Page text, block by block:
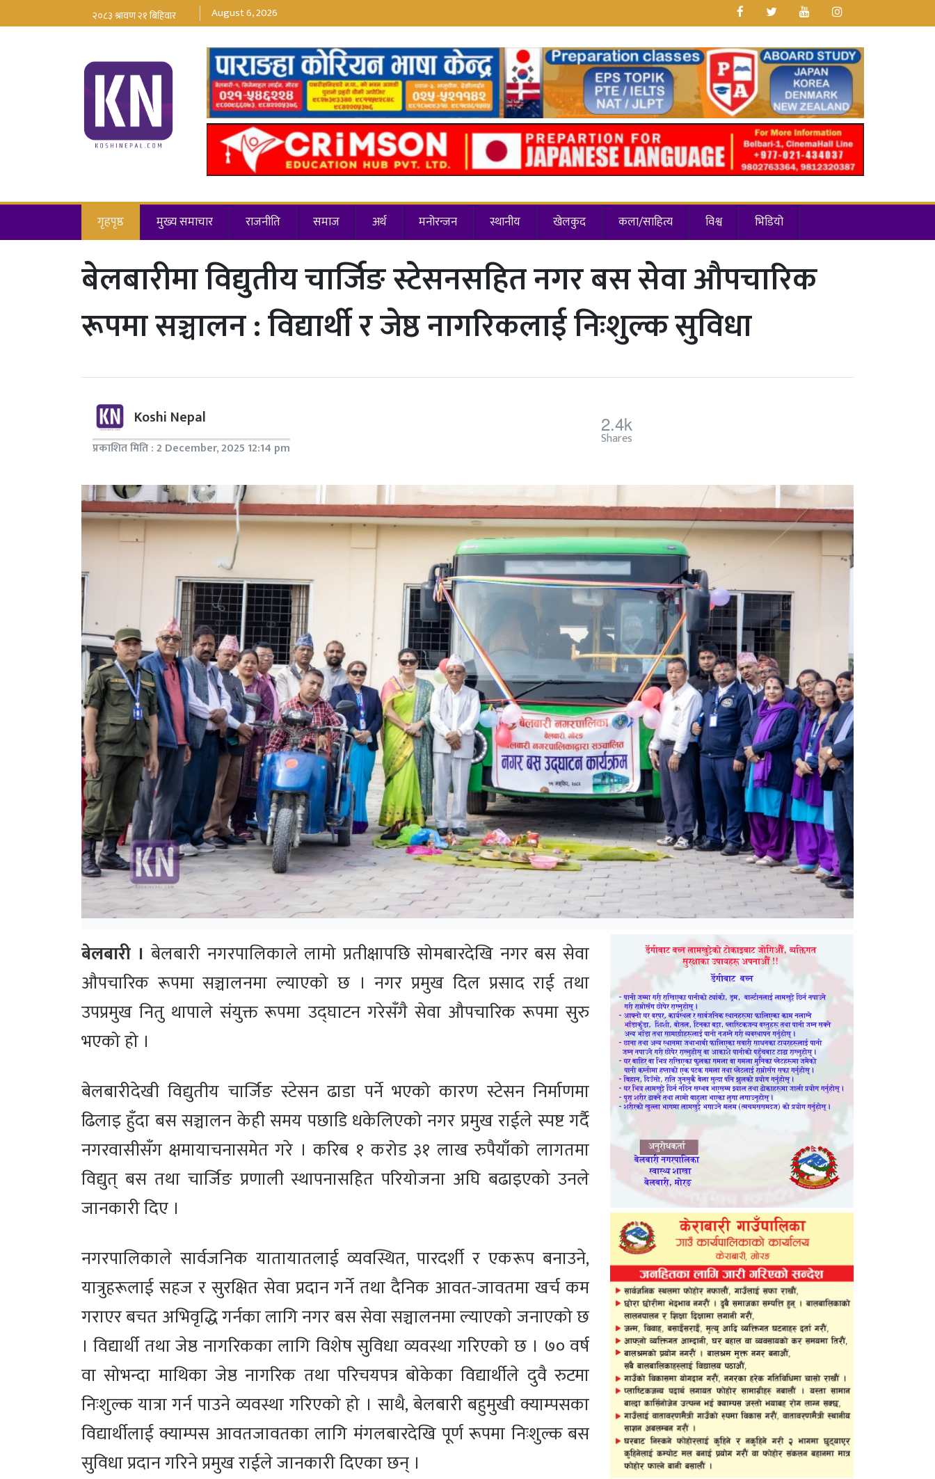
August 6, 2026
गृहपृष्ठ मुख्य समाचार राजनीति समाज अर्थ मनोरन्जन स्थानीय खेलकुद कला/साहित्य विश्व भिडियो
बेलबारीमा विद्युतीय चार्जिङ स्टेसनसहित नगर बस सेवा औपचारिक
रूपमा सञ्चालन : विद्यार्थी र जेष्ठ नागरिकलाई निःशुल्क सुविधा
Koshi Nepal
प्रकाशित मिति : 2 December, 2025 12:14 pm
2.4k
Shares
बेलबारी । बेलबारी नगरपालिकाले लामो प्रतीक्षापछि सोमबारदेखि नगर बस सेवा
औपचारिक रूपमा सञ्चालनमा ल्याएको छ । नगर प्रमुख दिल प्रसाद राई तथा
उपप्रमुख नितु थापाले संयुक्त रूपमा उद्घाटन गरेसँगै सेवा औपचारिक रूपमा सुरु
भएको हो ।
बेलबारीदेखी विद्युतीय चार्जिङ स्टेसन ढाडा पर्ने भएको कारण स्टेसन निर्माणमा
ढिलाइ हुँदा बस सञ्चालन केही समय पछाडि धकेलिएको नगर प्रमुख राईले स्पष्ट गर्दै
नगरवासीसँग क्षमायाचनासमेत गरे । करिब १ करोड ३१ लाख रुपैयाँको लागतमा
विद्युत् बस तथा चार्जिङ प्रणाली स्थापनासहित परियोजना अघि बढाइएको उनले
जानकारी दिए ।
नगरपालिकाले सार्वजनिक यातायातलाई व्यवस्थित, पारदर्शी र एकरूप बनाउने,
यात्रुहरूलाई सहज र सुरक्षित सेवा प्रदान गर्ने तथा दैनिक आवत-जावतमा खर्च कम
गराएर बचत अभिवृद्धि गर्नका लागि नगर बस सेवा सञ्चालनमा ल्याएको जनाएको छ
। विद्यार्थी तथा जेष्ठ नागरिकका लागि विशेष सुविधा व्यवस्था गरिएको छ । ७० वर्ष
वा सोभन्दा माथिका जेष्ठ नागरिक तथा परिचयपत्र बोकेका विद्यार्थीले दुवै रुटमा
निःशुल्क यात्रा गर्न पाउने व्यवस्था गरिएको हो । साथै, बेलबारी बहुमुखी क्याम्पसका
विद्यार्थीलाई क्याम्पस आवतजावतका लागि मंगलबारदेखि पूर्ण रूपमा निःशुल्क बस
सुविधा प्रदान गरिने प्रमुख राईले जानकारी दिएका छन् ।